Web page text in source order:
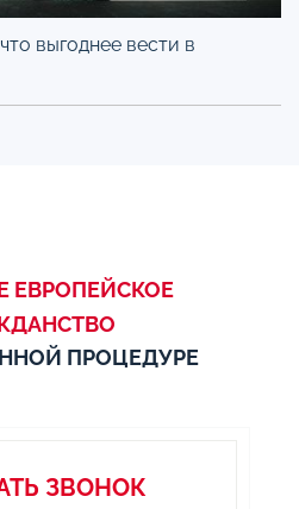
выгоднее вести в
ЕВРОПЕЙСКОЕ
ПРОЦЕДУРЕ
ЗВОНОК